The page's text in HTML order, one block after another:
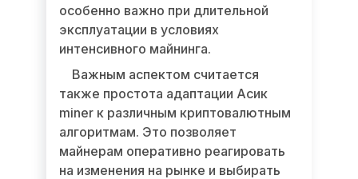
особенно важно при длительной
эксплуатации в условиях
интенсивного майнинга.
Важным аспектом считается
также простота адаптации Асик
miner к различным криптовалютным
алгоритмам. Это позволяет
майнерам оперативно реагировать
на изменения на рынке и выбирать